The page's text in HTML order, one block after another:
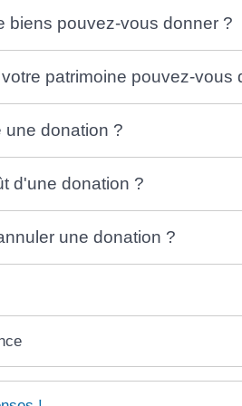
biens pouvez-vous donner ?
patrimoine pouvez-vous
une donation ?
d'une donation ?
une donation ?